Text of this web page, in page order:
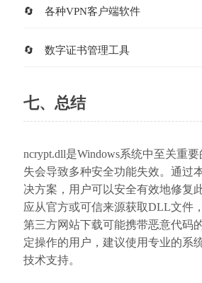
各种VPN客户端软件
数字证书管理工具
七、总结
ncrypt.dll是Windows系统中至关重
失会导致多种安全功能失效。通过
决方案，用户可以安全有效地修复
应从官方或可信来源获取DLL文件
第三方网站下载可能携带恶意代码
定操作的用户，建议使用专业的系
技术支持。